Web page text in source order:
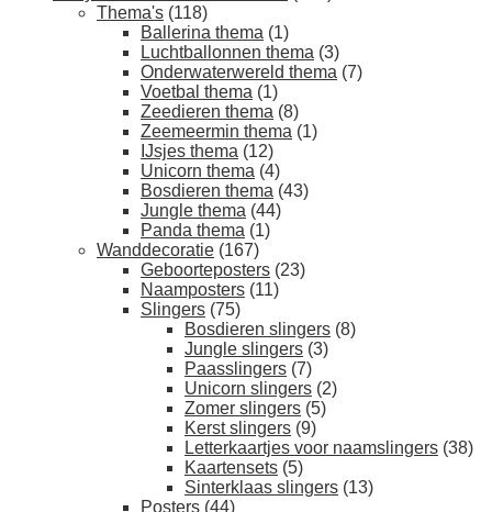
Thema's (118)
Ballerina thema (1)
Luchtballonnen thema (3)
Onderwaterwereld thema (7)
Voetbal thema (1)
Zeedieren thema (8)
Zeemeermin thema (1)
IJsjes thema (12)
Unicorn thema (4)
Bosdieren thema (43)
Jungle thema (44)
Panda thema (1)
Wanddecoratie (167)
Geboorteposters (23)
Naamposters (11)
Slingers (75)
Bosdieren slingers (8)
Jungle slingers (3)
Paasslingers (7)
Unicorn slingers (2)
Zomer slingers (5)
Kerst slingers (9)
Letterkaartjes voor naamslingers (38)
Kaartensets (5)
Sinterklaas slingers (13)
Posters (44)